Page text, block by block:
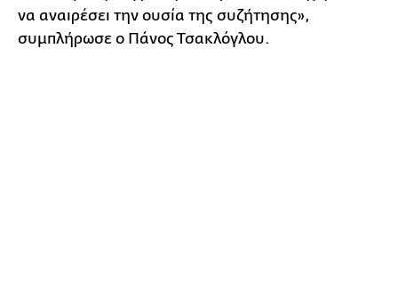
να αναιρέσει την ουσία της συζήτησης»,
συμπλήρωσε ο Πάνος Τσακλόγλου.